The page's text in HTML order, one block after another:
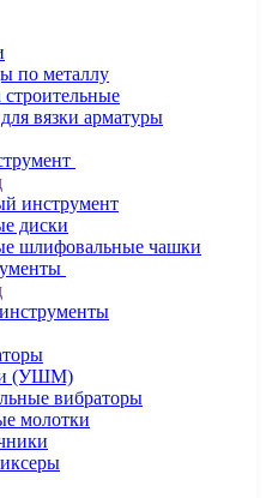
по металлу
вязки арматуры
инструмент
диски
шлифовальные чашки
(УШМ)
вибраторы
молотки